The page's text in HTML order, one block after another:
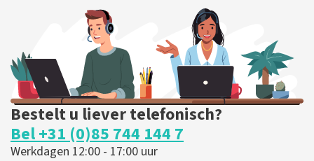
Bestelt u liever telefonisch?
Bel +31 (0)85 744 144 7
Werkdagen 12:00 - 17:00 uur